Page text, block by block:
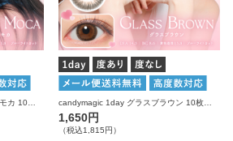
1,650円
（税込1,815円）